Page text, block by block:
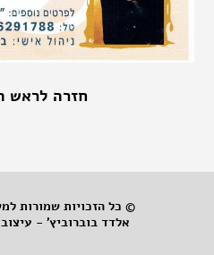
חזרה לראש
© כל הזכויות שמורות
אלדד בוברוביץ' -